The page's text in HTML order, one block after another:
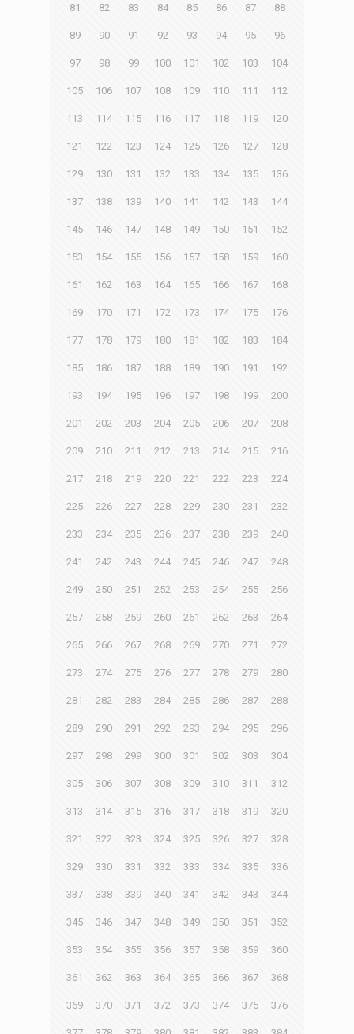
81 82 83 84 85 86 87 88
89 90 91 92 93 94 95 96
97 98 99 100 101 102 103 104
105 106 107 108 109 110 111 112
113 114 115 116 117 118 119 120
121 122 123 124 125 126 127 128
129 130 131 132 133 134 135 136
137 138 139 140 141 142 143 144
145 146 147 148 149 150 151 152
153 154 155 156 157 158 159 160
161 162 163 164 165 166 167 168
169 170 171 172 173 174 175 176
177 178 179 180 181 182 183 184
185 186 187 188 189 190 191 192
193 194 195 196 197 198 199 200
201 202 203 204 205 206 207 208
209 210 211 212 213 214 215 216
217 218 219 220 221 222 223 224
225 226 227 228 229 230 231 232
233 234 235 236 237 238 239 240
241 242 243 244 245 246 247 248
249 250 251 252 253 254 255 256
257 258 259 260 261 262 263 264
265 266 267 268 269 270 271 272
273 274 275 276 277 278 279 280
281 282 283 284 285 286 287 288
289 290 291 292 293 294 295 296
297 298 299 300 301 302 303 304
305 306 307 308 309 310 311 312
313 314 315 316 317 318 319 320
321 322 323 324 325 326 327 328
329 330 331 332 333 334 335 336
337 338 339 340 341 342 343 344
345 346 347 348 349 350 351 352
353 354 355 356 357 358 359 360
361 362 363 364 365 366 367 368
369 370 371 372 373 374 375 376